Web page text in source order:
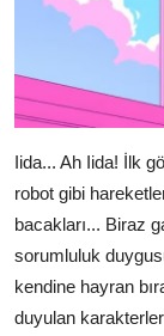
Iida... Ah Iida! İlk
robot gibi
bacakları... Biraz
sorumluluk
kendine hayran
duyulan